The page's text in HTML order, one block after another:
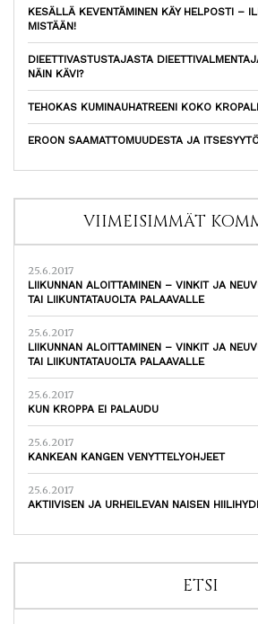
KESÄLLÄ KEVENTÄMINEN KÄY HELPOSTI –
MISTÄÄN!
DIEETTIVASTUSTAJASTA
NÄIN KÄVI?
TEHOKAS KUMINAUHATREENI KOKO
EROON SAAMATTOMUUDESTA JA
VIIMEISIMMÄT
25.6.2017
LIIKUNNAN ALOITTAMINEN – VINKIT JA
TAI LIIKUNTATAUOLTA PALAAVALLE
25.6.2017
LIIKUNNAN ALOITTAMINEN – VINKIT JA
TAI LIIKUNTATAUOLTA PALAAVALLE
25.6.2017
KUN KROPPA EI PALAUDU
25.6.2017
KANKEAN KANGEN VENYTTELYOHJEET
25.6.2017
AKTIIVISEN JA URHEILEVAN NAISEN
ETSI